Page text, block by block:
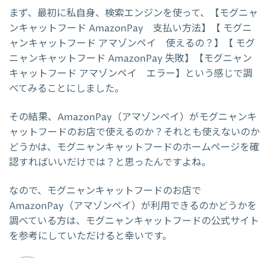
まず、最初に私自身、検索エンジンを使って、【モグニャ
ンキャットフード AmazonPay 支払い方法】【 モグニ
ャンキャットフード アマゾンペイ 使えるの？】【 モグ
ニャンキャットフード AmazonPay 失敗】【モグニャン
キャットフード アマゾンペイ エラー】という感じで調
べてみることにしました。
その結果、AmazonPay（アマゾンペイ）がモグニャンキ
ャットフードのお店で使えるのか？それとも使えないのか
どうかは、モグニャンキャットフードのホームページを確
認すればいいだけでは？と思ったんですよね。
なので、モグニャンキャットフードのお店で
AmazonPay（アマゾンペイ）が利用できるのかどうかを
調べている方は、モグニャンキャットフードの公式サイト
を参考にしていただけると幸いです。